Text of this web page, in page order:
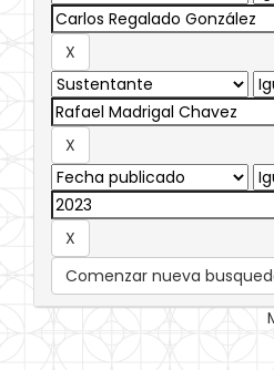
Comenzar nueva